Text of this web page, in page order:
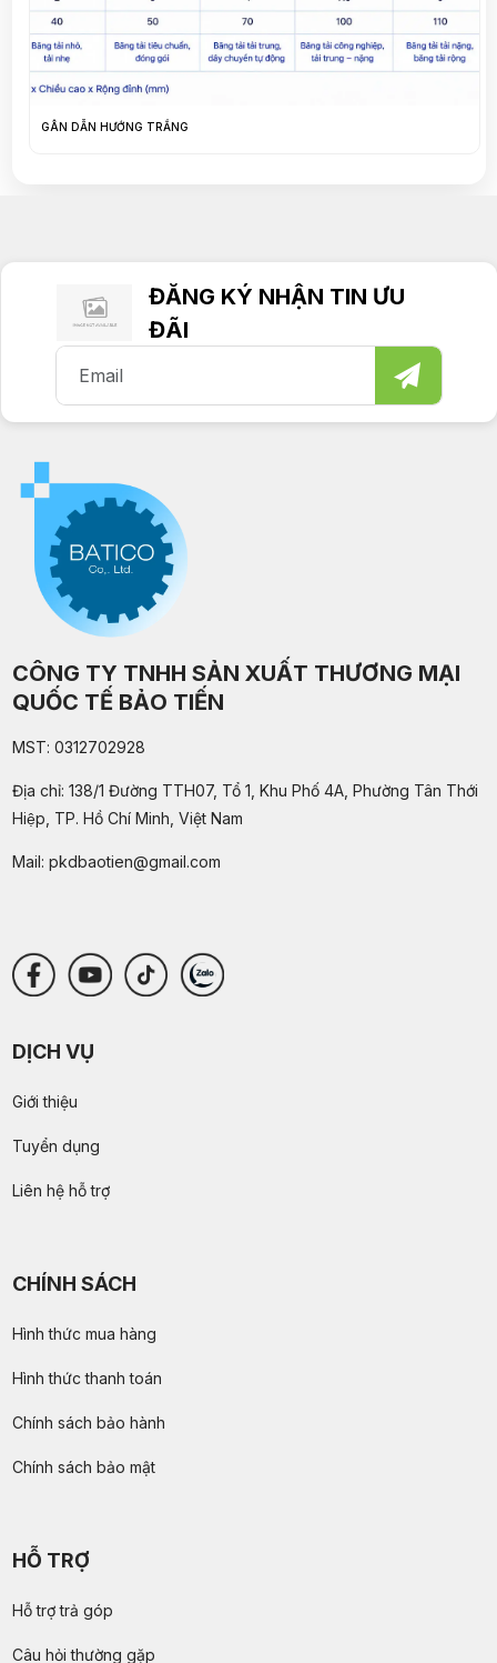
GÂN DẪN HƯỚNG XANH LÁ
ĐĂNG KÝ NHẬN TIN ƯU
ĐÃI
CÔNG TY TNHH SẢN XUẤT THƯƠNG MẠI
QUỐC TẾ BẢO TIẾN
MST: 0312702928
Địa chỉ: 138/1 Đường TTH07, Tổ 1, Khu Phố 4A, Phường Tân Thới
Hiệp, TP. Hồ Chí Minh, Việt Nam
Mail: pkdbaotien@gmail.com
DỊCH VỤ
Giới thiệu
Tuyển dụng
Liên hệ hỗ trợ
CHÍNH SÁCH
Hình thức mua hàng
Hình thức thanh toán
Chính sách bảo hành
Chính sách bảo mật
HỖ TRỢ
Hỗ trợ trả góp
Câu hỏi thường gặp